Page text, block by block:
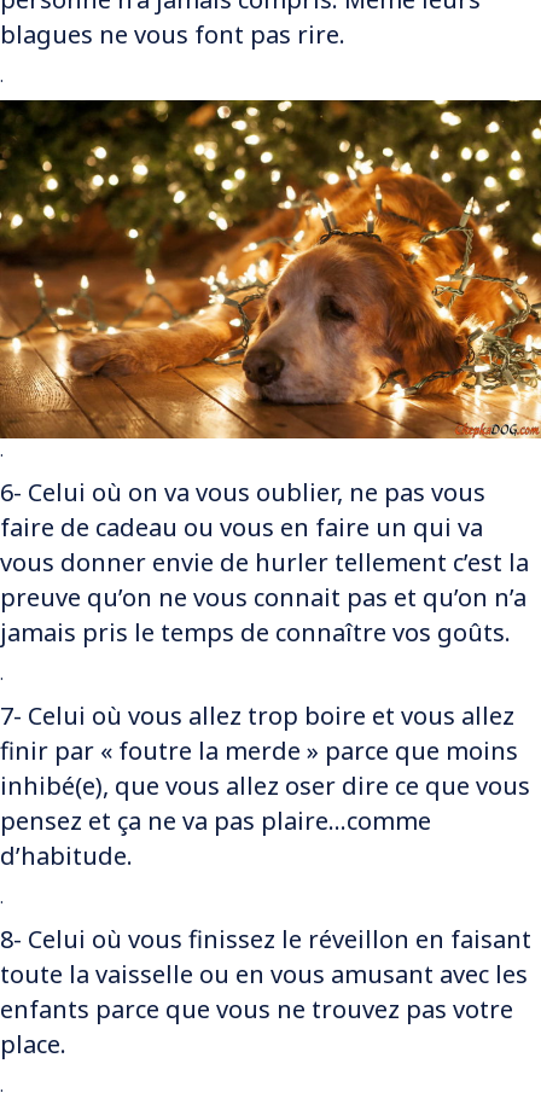
blagues ne vous font pas rire.
.
.
6- Celui où on va vous oublier, ne pas vous
faire de cadeau ou vous en faire un qui va
vous donner envie de hurler tellement c’est la
preuve qu’on ne vous connait pas et qu’on n’a
jamais pris le temps de connaître vos goûts.
.
7- Celui où vous allez trop boire et vous allez
finir par « foutre la merde » parce que moins
inhibé(e), que vous allez oser dire ce que vous
pensez et ça ne va pas plaire…comme
d’habitude.
.
8- Celui où vous finissez le réveillon en faisant
toute la vaisselle ou en vous amusant avec les
enfants parce que vous ne trouvez pas votre
place.
.